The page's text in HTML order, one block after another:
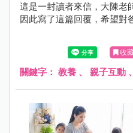
這是一封讀者來信，大陳老
因此寫了這篇回覆，希望對
收
關鍵字： 教養 、 親子互動